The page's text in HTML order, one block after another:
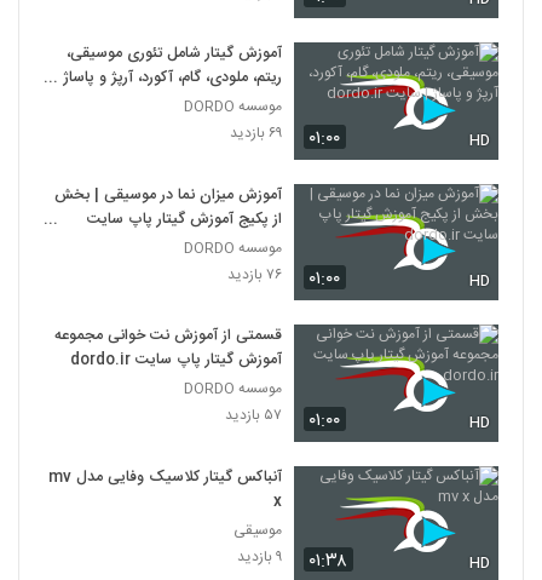
۰۱:۰۰ HD
آموزش گیتار شامل تئوری موسیقی،
ریتم، ملودی، گام، آکورد، آرپژ و پاساژ |
سایت dordo.ir
موسسه DORDO
۶۹ بازدید
۰۱:۰۰ HD
آموزش میزان نما در موسیقی | بخش
از پکیج آموزش گیتار پاپ سایت
dordo.ir
موسسه DORDO
۷۶ بازدید
۰۱:۰۰ HD
قسمتی از آموزش نت خوانی مجموعه
آموزش گیتار پاپ سایت dordo.ir
موسسه DORDO
۵۷ بازدید
۰۱:۳۸ HD
آنباکس گیتار کلاسیک وفایی مدل mv
x
موسیقی
۹ بازدید